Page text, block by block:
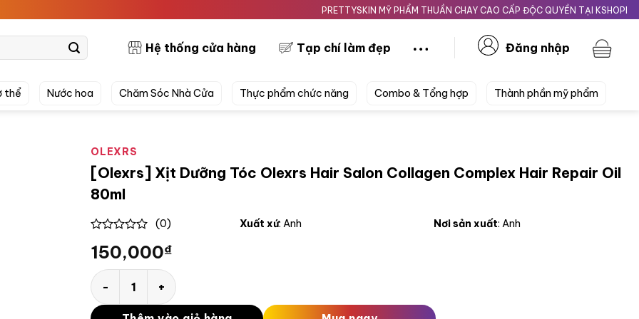
PRETTYSKIN MỸ PHẨM THUẦN CHAY CAO CẤP ĐỘC QUYỀN TẠI
Hệ thống cửa hàng Tạp chí làm đẹp Đăng nhập
thể Nước hoa Chăm Sóc Nhà Cửa Thực phẩm chức năng Combo & Tổng hợp Thành phần mỹ phẩm
OLEXRS
[Olexrs] Xịt Dưỡng Tóc Olexrs Hair Salon Collagen Complex Hair Repair Oil
80ml
out
5
(0) Xuất xứ: Anh Nơi sản xuất: Anh
150,000₫
[Olexrs] Xịt Dưỡng Tóc Olexrs Hair Salon Collagen Complex Hair Repair Oil 80ml số lượng